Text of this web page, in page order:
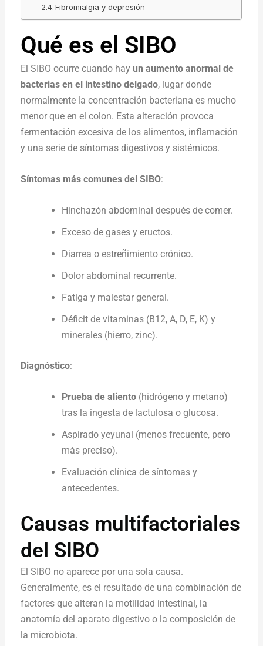
Fibromialgia y depresión
Qué es el SIBO
El SIBO ocurre cuando hayun aumento anormal de
bacterias en el intestino delgado, lugar donde
normalmente la concentración bacteriana es mucho
menor que en el colon. Esta alteración provoca
fermentación excesiva de los alimentos, inflamación
y una serie de síntomas digestivos y sistémicos.
Síntomas más comunes del SIBO:
Hinchazón abdominal después de comer.
Exceso de gases y eructos.
Diarrea o estreñimiento crónico.
Dolor abdominal recurrente.
Fatiga y malestar general.
Déficit de vitaminas (B12, A, D, E, K) y
minerales (hierro, zinc).
Diagnóstico:
Prueba de aliento(hidrógeno y metano)
tras la ingesta de lactulosa o glucosa.
Aspirado yeyunal (menos frecuente, pero
más preciso).
Evaluación clínica de síntomas y
antecedentes.
Causas multifactoriales
del SIBO
El SIBO no aparece por una sola causa.
Generalmente, es el resultado de una combinación de
factores que alteran la motilidad intestinal, la
anatomía del aparato digestivo o la composición de
la microbiota.